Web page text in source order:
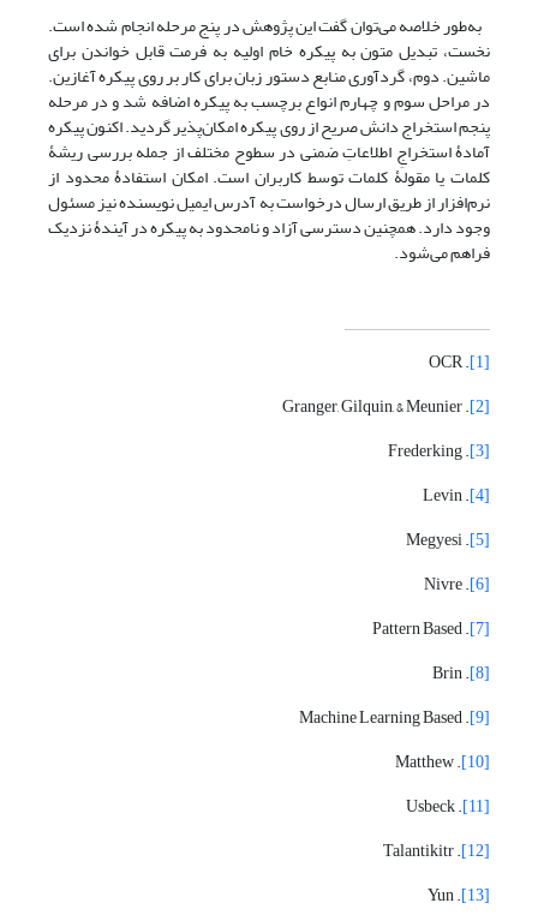
به‌طور خلاصه می‌توان گفت این پژوهش در پنج مرحله انجام شده است.
نخست، تبدیل متون به پیکره خام اولیه به فرمت قابل خواندن برای
ماشین. دوم، گردآوری منابع دستور زبان برای کار بر روی پیکره آغازین.
در مراحل سوم و چهارم انواع برچسب به پیکره اضافه شد و در مرحله
پنجم استخراج دانش صریح از روی پیکره امکان‌پذیر گردید. اکنون پیکره
آمادۀ استخراجِ اطلاعاتِ ضمنی در سطوح مختلف از جمله بررسی ریشۀ
کلمات یا مقولۀ کلمات توسط کاربران است. امکان استفادۀ محدود از
نرم‌افزار از طریق ارسال درخواست به آدرس ایمیل نویسنده نیز مسئول
وجود دارد. همچنین دسترسی آزاد و نامحدود به پیکره در آیندۀ نزدیک
فراهم می‌شود.
[1]
. OCR
[2]
. Granger, Gilquin, & Meunier
[3]
. Frederking
[4]
. Levin
[5]
. Megyesi
[6]
. Nivre
[7]
. Pattern Based
[8]
. Brin
[9]
. Machine Learning Based
[10]
. Matthew
[11]
. Usbeck
[12]
. Talantikitr
[13]
. Yun